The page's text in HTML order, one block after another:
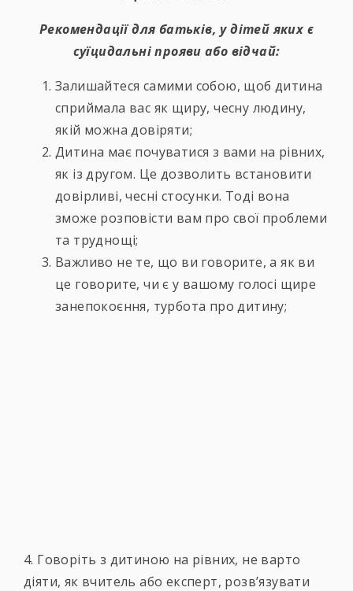
Рекомендації для батьків, у дітей яких є
суїцидальні прояви або відчай:
Залишайтеся самими собою, щоб дитина
сприймала вас як щиру, чесну людину,
якій можна довіряти;
Дитина має почуватися з вами на рівних,
як із другом. Це дозволить встановити
довірливі, чесні стосунки. Тоді вона
зможе розповісти вам про свої проблеми
та труднощі;
Важливо не те, що ви говорите, а як ви
це говорите, чи є у вашому голосі щире
занепокоєння, турбота про дитину;
4. Говоріть з дитиною на рівних, не варто
діяти, як вчитель або експерт, розв’язувати